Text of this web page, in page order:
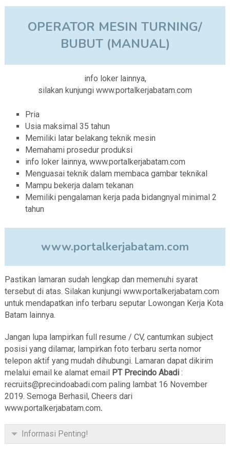
OPERATOR MESIN TURNING/
BUBUT (MANUAL)
info loker lainnya,
silakan kunjungi www.portalkerjabatam.com
Pria
Usia maksimal 35 tahun
Memiliki latar belakang teknik mesin
Memahami prosedur produksi
info loker lainnya, www.portalkerjabatam.com
Menguasai teknik dalam membaca gambar teknikal
Mampu bekerja dalam tekanan
Memiliki pengalaman kerja pada bidangnyal minimal 2
tahun
www.portalkerjabatam.com
Pastikan lamaran sudah lengkap dan memenuhi syarat
tersebut di atas. Silakan kunjungi www.portalkerjabatam.com
untuk mendapatkan info terbaru seputar Lowongan Kerja Kota
Batam lainnya.
Jangan lupa lampirkan full resume / CV, cantumkan subject
posisi yang dilamar, lampirkan foto terbaru serta nomor
telepon aktif yang mudah dihubungi. Lamaran dapat dikirim
melalui email ke alamat email PT Precindo Abadi:
recruits@precindoabadi.com paling lambat 16 November
2019. Semoga Berhasil, Cheers dari
www.portalkerjabatam.com.
Informasi Penting!